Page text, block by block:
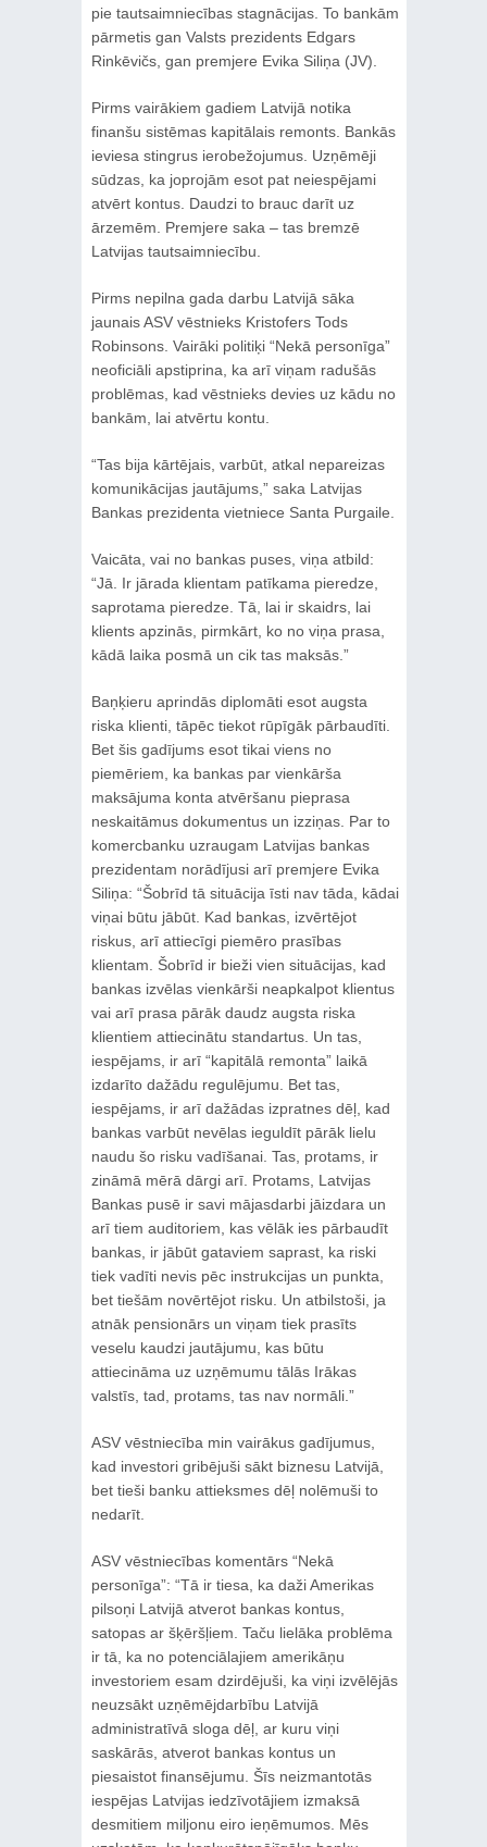
pie tautsaimniecības stagnācijas. To bankām
pārmetis gan Valsts prezidents Edgars
Rinkēvičs, gan premjere Evika Siliņa (JV).
Pirms vairākiem gadiem Latvijā notika
finanšu sistēmas kapitālais remonts. Bankās
ieviesa stingrus ierobežojumus. Uzņēmēji
sūdzas, ka joprojām esot pat neiespējami
atvērt kontus. Daudzi to brauc darīt uz
ārzemēm. Premjere saka – tas bremzē
Latvijas tautsaimniecību.
Pirms nepilna gada darbu Latvijā sāka
jaunais ASV vēstnieks Kristofers Tods
Robinsons. Vairāki politiķi “Nekā personīga”
neoficiāli apstiprina, ka arī viņam radušās
problēmas, kad vēstnieks devies uz kādu no
bankām, lai atvērtu kontu.
“Tas bija kārtējais, varbūt, atkal nepareizas
komunikācijas jautājums,” saka Latvijas
Bankas prezidenta vietniece Santa Purgaile.
Vaicāta, vai no bankas puses, viņa atbild:
“Jā. Ir jārada klientam patīkama pieredze,
saprotama pieredze. Tā, lai ir skaidrs, lai
klients apzinās, pirmkārt, ko no viņa prasa,
kādā laika posmā un cik tas maksās.”
Baņķieru aprindās diplomāti esot augsta
riska klienti, tāpēc tiekot rūpīgāk pārbaudīti.
Bet šis gadījums esot tikai viens no
piemēriem, ka bankas par vienkārša
maksājuma konta atvēršanu pieprasa
neskaitāmus dokumentus un izziņas. Par to
komercbanku uzraugam Latvijas bankas
prezidentam norādījusi arī premjere Evika
Siliņa: “Šobrīd tā situācija īsti nav tāda, kādai
viņai būtu jābūt. Kad bankas, izvērtējot
riskus, arī attiecīgi piemēro prasības
klientam. Šobrīd ir bieži vien situācijas, kad
bankas izvēlas vienkārši neapkalpot klientus
vai arī prasa pārāk daudz augsta riska
klientiem attiecinātu standartus. Un tas,
iespējams, ir arī “kapitālā remonta” laikā
izdarīto dažādu regulējumu. Bet tas,
iespējams, ir arī dažādas izpratnes dēļ, kad
bankas varbūt nevēlas ieguldīt pārāk lielu
naudu šo risku vadīšanai. Tas, protams, ir
zināmā mērā dārgi arī. Protams, Latvijas
Bankas pusē ir savi mājasdarbi jāizdara un
arī tiem auditoriem, kas vēlāk ies pārbaudīt
bankas, ir jābūt gataviem saprast, ka riski
tiek vadīti nevis pēc instrukcijas un punkta,
bet tiešām novērtējot risku. Un atbilstoši, ja
atnāk pensionārs un viņam tiek prasīts
veselu kaudzi jautājumu, kas būtu
attiecināma uz uzņēmumu tālās Irākas
valstīs, tad, protams, tas nav normāli.”
ASV vēstniecība min vairākus gadījumus,
kad investori gribējuši sākt biznesu Latvijā,
bet tieši banku attieksmes dēļ nolēmuši to
nedarīt.
ASV vēstniecības komentārs “Nekā
personīga”: “Tā ir tiesa, ka daži Amerikas
pilsoņi Latvijā atverot bankas kontus,
satopas ar šķēršļiem. Taču lielāka problēma
ir tā, ka no potenciālajiem amerikāņu
investoriem esam dzirdējuši, ka viņi izvēlējās
neuzsākt uzņēmējdarbību Latvijā
administratīvā sloga dēļ, ar kuru viņi
saskārās, atverot bankas kontus un
piesaistot finansējumu. Šīs neizmantotās
iespējas Latvijas iedzīvotājiem izmaksā
desmitiem miljonu eiro ieņēmumos. Mēs